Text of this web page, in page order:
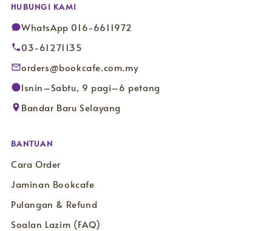
HUBUNGI KAMI
WhatsApp 016-6611972
03-61271135
orders@bookcafe.com.my
Isnin–Sabtu, 9 pagi–6 petang
Bandar Baru Selayang
BANTUAN
Cara Order
Jaminan Bookcafe
Pulangan & Refund
Soalan Lazim (FAQ)